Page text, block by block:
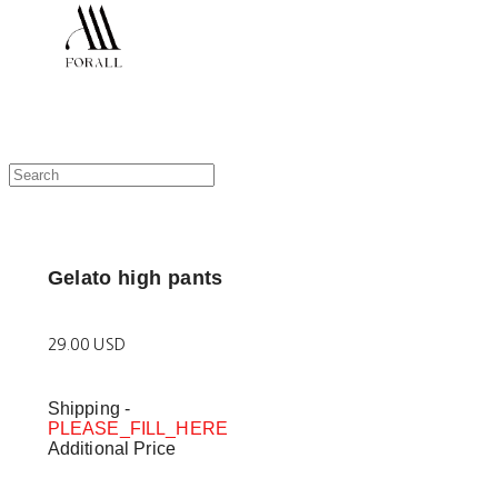
Gelato high pants
29.00 USD
Shipping -
PLEASE_FILL_HERE
Additional Price